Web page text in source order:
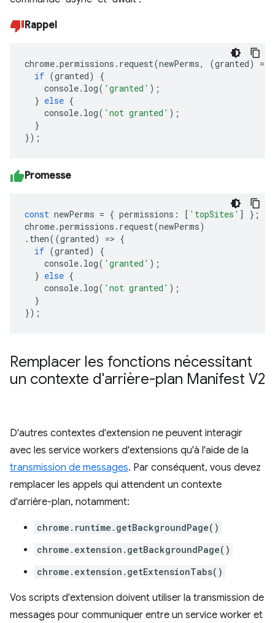
Rappel
chrome.permissions . request(newPerms, (granted) =>
if (granted)
{
console. log( 'granted' );
} else {
console. log( 'not granted' );
}
});
Promesse
const newPerms = { permissions : [ 'topSites' ]
};
chrome.permissions . request(newPerms)
. then((granted) => {
if (granted)
{
console. log( 'granted' );
} else {
console. log( 'not granted' );
}
});
Remplacer les fonctions nécessitant
un contexte d'arrière-plan Manifest V2
D'autres contextes d'extension ne peuvent interagir
avec les service workers d'extensions qu'à l'aide de la
transmission de messages. Par conséquent, vous devez
remplacer les appels qui attendent un contexte
d'arrière-plan, notamment:
chrome.runtime.getBackgroundPage()
chrome.extension.getBackgroundPage()
chrome.extension.getExtensionTabs()
Vos scripts d'extension doivent utiliser la transmission de
messages pour communiquer entre un service worker et